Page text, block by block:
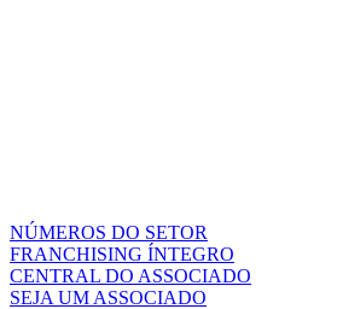
NÚMEROS DO SETOR
FRANCHISING ÍNTEGRO
CENTRAL DO ASSOCIADO
SEJA UM ASSOCIADO